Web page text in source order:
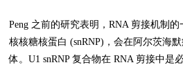
Peng 之前的研究表明，RNA 剪接机制
核核糖核蛋白 (snRNP)，会在阿尔茨海
体。U1 snRNP 复合物在 RNA 剪接中是